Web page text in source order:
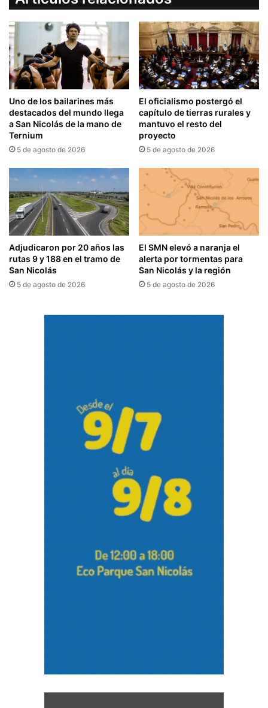
Uno de los bailarines más
destacados del mundo llega
a San Nicolás de la mano de
Ternium
5 de agosto de 2026
El oficialismo postergó el
capítulo de tierras rurales y
mantuvo el resto del
proyecto
5 de agosto de 2026
Adjudicaron por 20 años las
rutas 9 y 188 en el tramo de
San Nicolás
5 de agosto de 2026
El SMN elevó a naranja el
alerta por tormentas para
San Nicolás y la región
5 de agosto de 2026